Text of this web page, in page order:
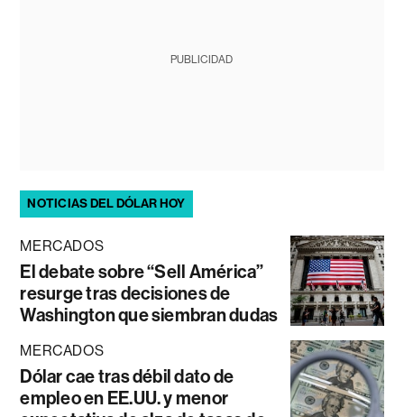
PUBLICIDAD
NOTICIAS DEL DÓLAR HOY
MERCADOS
El debate sobre “Sell América”
resurge tras decisiones de
Washington que siembran dudas
MERCADOS
Dólar cae tras débil dato de
empleo en EE.UU. y menor